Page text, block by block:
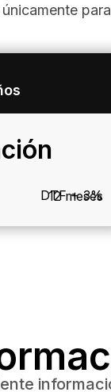
DTF + 3%
12 meses